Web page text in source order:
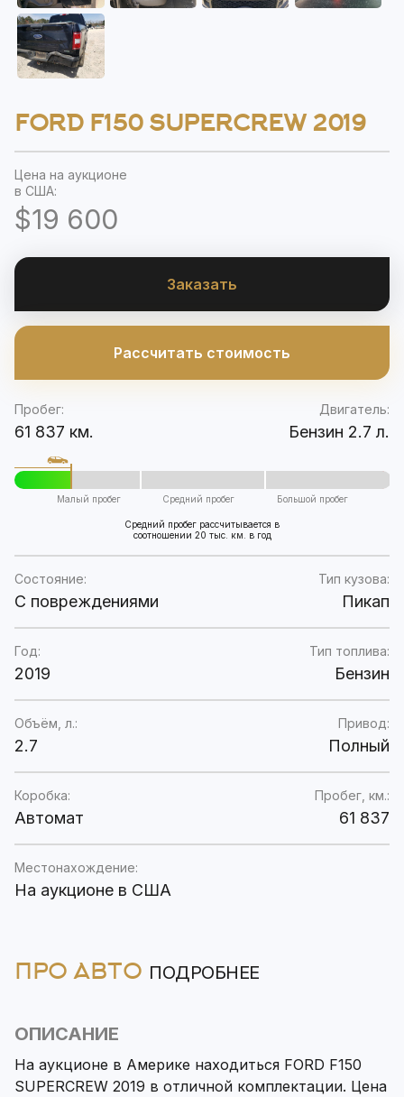
FORD F150 SUPERCREW 2019
Цена на аукционе
в США:
$19 600
Заказать
Рассчитать стоимость
Пробег:
61 837 км.
Двигатель:
Бензин 2.7 л.
Малый пробег Средний пробег Большой пробег
Средний пробег рассчитывается в
соотношении 20 тыс. км. в год
Состояние:
C повреждениями
Тип кузова:
Пикап
Год:
2019
Тип топлива:
Бензин
Объём, л.:
2.7
Привод:
Полный
Коробка:
Автомат
Пробег, км.:
61 837
Местонахождение:
На аукционе в США
ПРО АВТО ПОДРОБНЕЕ
ОПИСАНИЕ
На аукционе в Америке находиться FORD F150
SUPERCREW 2019 в отличной комплектации. Цена